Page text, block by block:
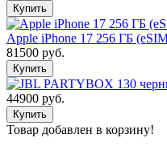
Купить
Apple iPhone 17 256 ГБ
81500 руб.
Купить
44900 руб.
Купить
Товар добавлен в корзину!